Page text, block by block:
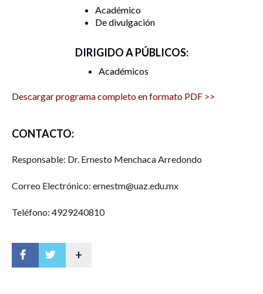
Académico
De divulgación
DIRIGIDO A PÚBLICOS:
Académicos
Descargar programa completo en formato PDF >>
CONTACTO:
Responsable: Dr. Ernesto Menchaca Arredondo
Correo Electrónico: ernestm@uaz.edu.mx
Teléfono: 4929240810
+